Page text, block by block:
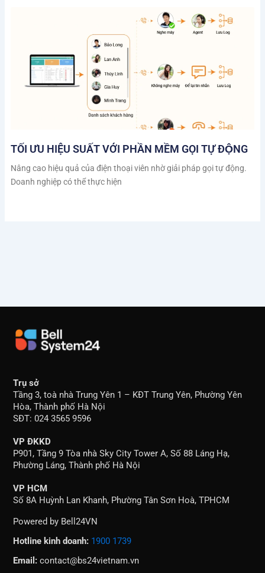
TỐI ƯU HIỆU SUẤT VỚI PHẦN MỀM GỌI TỰ ĐỘNG
Nâng cao hiệu quả của điện thoại viên nhờ giải pháp gọi tự động.
Doanh nghiệp có thể thực hiện
Trụ sở
Tầng 3, toà nhà Trung Yên 1 – KĐT Trung Yên, Phường Yên
Hòa, Thành phố Hà Nội
SĐT: 024 3565 9596
VP ĐKKD
P901, Tầng 9 Tòa nhà Sky City Tower A, Số 88 Láng Hạ,
Phường Láng, Thành phố Hà Nội
VP HCM
Số 8A Huỳnh Lan Khanh, Phường Tân Sơn Hoà, TPHCM
Powered by Bell24VN
Hotline kinh doanh: 1900 1739
Email: contact@bs24vietnam.vn